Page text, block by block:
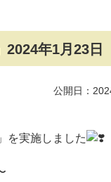
年1月23日
公開日：
を実施しました